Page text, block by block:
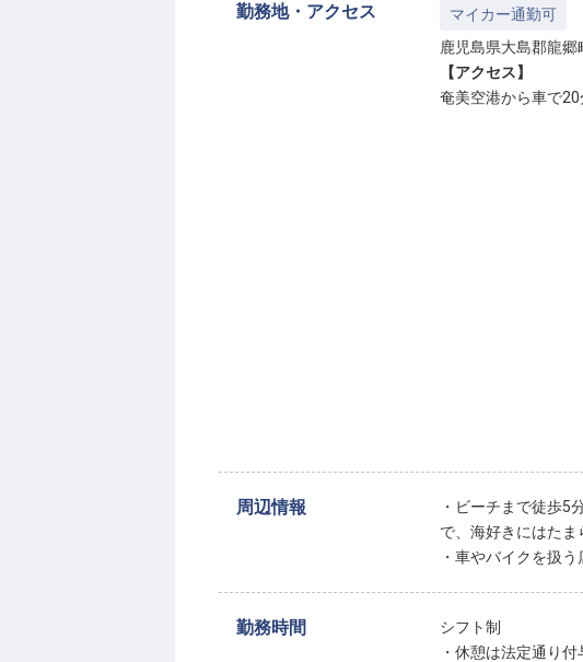
勤務地・アクセス
マイカー通勤可
鹿児島県大島郡龍郷
【アクセス】
奄美空港から車で20
周辺情報
・ビーチまで徒歩5
で、海好きにはたま
・車やバイクを扱
勤務時間
シフト制
・休憩は法定通り付